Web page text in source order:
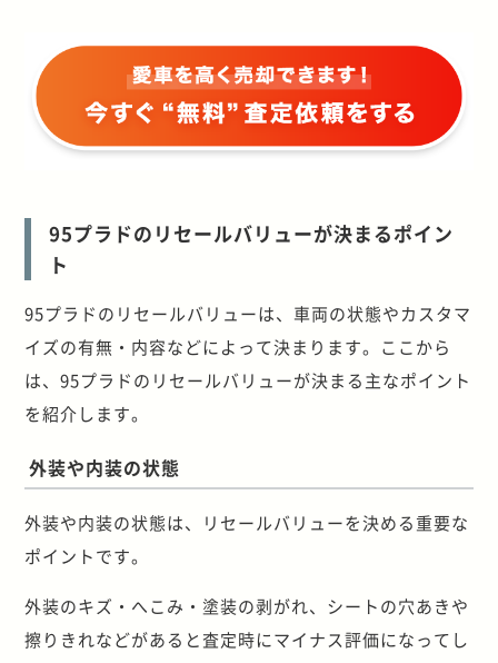
95プラドのリセールバリューが決まるポイン
ト
95プラドのリセールバリューは、車両の状態やカスタマ
イズの有無・内容などによって決まります。ここから
は、95プラドのリセールバリューが決まる主なポイント
を紹介します。
外装や内装の状態
外装や内装の状態は、リセールバリューを決める重要な
ポイントです。
外装のキズ・へこみ・塗装の剥がれ、シートの穴あきや
擦りきれなどがあると査定時にマイナス評価になってし